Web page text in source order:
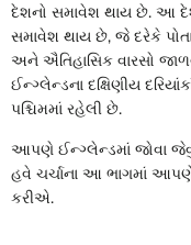
દેશનો સમાવેશ થાય છે. આ
સમાવેશ થાય છે, જે દરેકે
અને ઐતિહાસિક વારસો
ઈન્ગ્લેન્ડના દક્ષિણીય
પશ્ચિમમાં રહેલી છે.
આપણે ઈન્ગ્લેન્ડમાં જોવા
હવે ચર્ચાના આ ભાગમાં
કરીએ.